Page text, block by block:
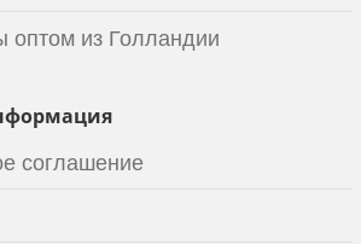
оптом из Голландии
соглашение